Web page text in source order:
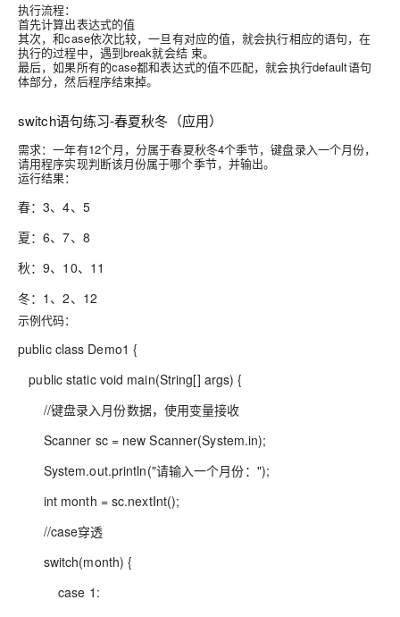
执行流程：
首先计算出表达式的值
其次，和case依次比较，一旦有对应的值，就会执行相应的语句，在
执行的过程中，遇到break就会结 束。
最后，如果所有的case都和表达式的值不匹配，就会执行default语句
体部分，然后程序结束掉。
switch语句练习-春夏秋冬（应用）
需求：一年有12个月，分属于春夏秋冬4个季节，键盘录入一个月份，
请用程序实现判断该月份属于哪个季节，并输出。
运行结果：
春：3、4、5
夏：6、7、8
秋：9、10、11
冬：1、2、12
示例代码：
public class Demo1 {
public static void main(String[] args) {
//键盘录入月份数据，使用变量接收
Scanner sc = new Scanner(System.in);
System.out.println("请输入一个月份：");
int month = sc.nextInt();
//case穿透
switch(month) {
case 1: